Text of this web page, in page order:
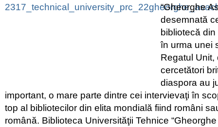
“Gheorghe
desemnată
bibliotecă
în urma unei
Regatul Unit,
cercetători
diaspora au
important, o mare parte dintre cei intervievaţi în
top al bibliotecilor din elita mondială fiind români
română. Biblioteca Universităţii Tehnice